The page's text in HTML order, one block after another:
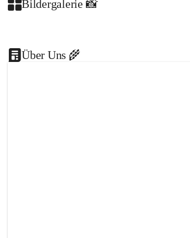
Bildergalerie 📸
Über Uns 🌾